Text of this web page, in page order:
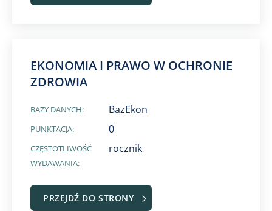
​EKONOMIA I PRAWO W OCHRONIE
ZDROWIA
BAZY DANYCH: BazEkon
PUNKTACJA: 0
CZĘSTOTLIWOŚĆ
WYDAWANIA:
rocznik
PRZEJDŹ DO STRONY